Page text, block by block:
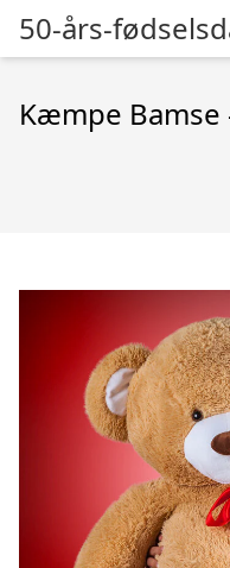
50-års-
Kæmpe Bamse